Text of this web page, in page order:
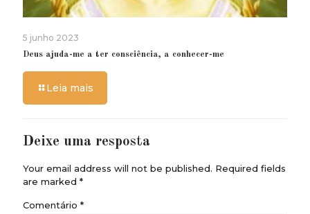
5 junho 2023
Deus ajuda-me a ter consciência, a conhecer-me
Leia mais
Deixe uma resposta
Your email address will not be published. Required fields
are marked *
Comentário *